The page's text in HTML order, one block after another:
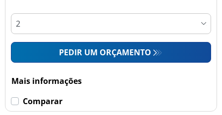
PEDIR UM ORÇAMENTO
Mais informações
Comparar